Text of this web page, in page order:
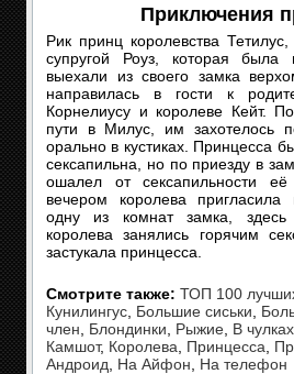
Приключения
Рик принц королевства
супругой Роуз, которая была
выехали из своего замка
направилась в гости к
Корнелиусу и королеве Кейт.
пути в Милус, им захотелось
орально в кустиках. Принцесса
сексапильна, но по приезду в
ошалел от сексапильности
вечером королева
одну из комнат замка,
королева занялись горячим
застукала принцесса.
Смотрите также: ТОП 100
Кунилингус Большие сиськи
член
Блондинки Рыжие В чулках
Камшот, Королева Принцесса
Андроид
На Айфон На телефон